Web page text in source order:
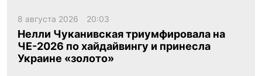
8 августа 2026 20:03
Нелли Чуканивская триумфировала на
ЧЕ-2026 по хайдайвингу и принесла
Украине «золото»